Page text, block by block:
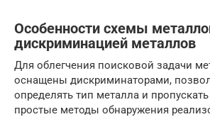
Особенности схемы
дискриминацией металлов
Для облегчения поисковой задачи
оснащены дискриминаторами,
определять тип металла и
простые методы обнаружения